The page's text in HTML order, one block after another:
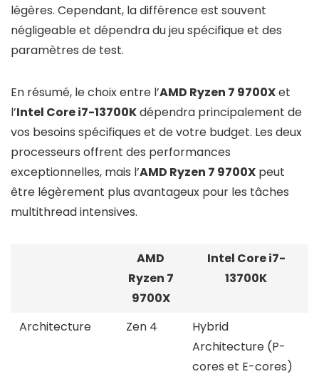
légères. Cependant, la différence est souvent
négligeable et dépendra du jeu spécifique et des
paramètres de test.
En résumé, le choix entre l’AMD Ryzen 7 9700Xet
l’Intel Core i7-13700Kdépendra principalement de
vos besoins spécifiques et de votre budget. Les deux
processeurs offrent des performances
exceptionnelles, mais l’AMD Ryzen 7 9700X peut
être légèrement plus avantageux pour les tâches
multithread intensives.
AMD
Ryzen 7
9700X
Intel Core i7-
13700K
Architecture Zen 4
Hybrid
Architecture (P-
cores et E-cores)